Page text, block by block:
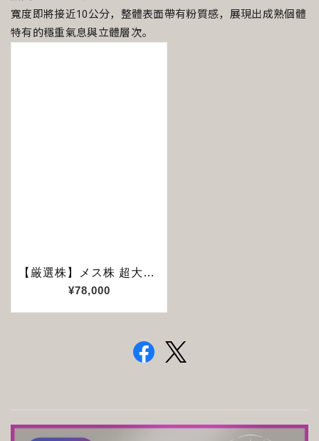
寬度即將接近10公分，整體表面帶有粉質感，展現出成熟個體
特有的穩重氣息與立體層次。